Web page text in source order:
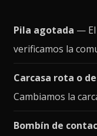
Pila agotada — El
verificamos la
Carcasa rota o
Cambiamos la
Bombín de